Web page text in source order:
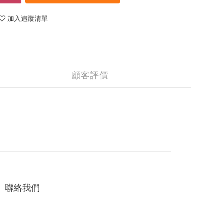
加入追蹤清單
顧客評價
聯絡我們